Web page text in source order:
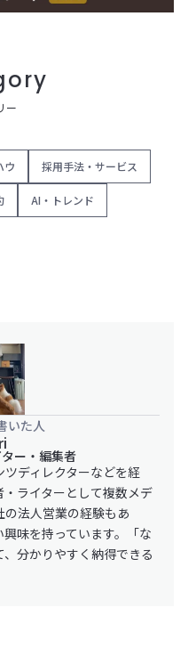
ー
ウ 採用手法・サービス
AI・トレンド
いた人
ー・編集者
ディレクターなどを経
ライターとして複数メデ
法人営業の経験もあ
味を持っています。「な
分かりやすく納得できる